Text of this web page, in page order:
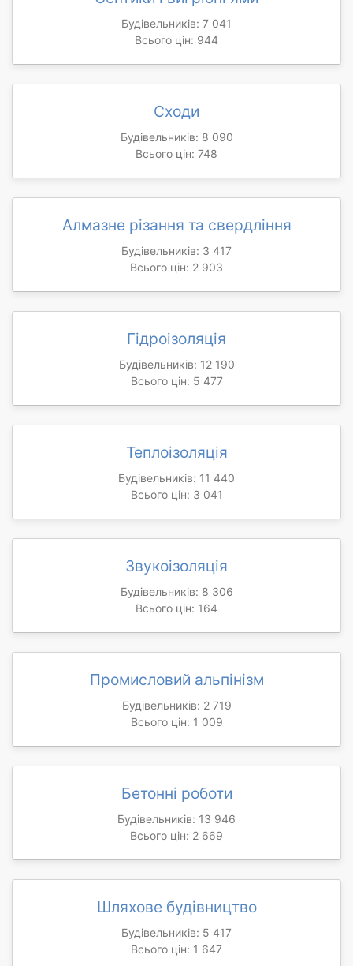
Будівельників: 7 041
Всього цін: 944
Сходи
Будівельників: 8 090
Всього цін: 748
Алмазне різання та свердління
Будівельників: 3 417
Всього цін: 2 903
Гідроізоляція
Будівельників: 12 190
Всього цін: 5 477
Теплоізоляція
Будівельників: 11 440
Всього цін: 3 041
Звукоізоляція
Будівельників: 8 306
Всього цін: 164
Промисловий альпінізм
Будівельників: 2 719
Всього цін: 1 009
Бетонні роботи
Будівельників: 13 946
Всього цін: 2 669
Шляхове будівництво
Будівельників: 5 417
Всього цін: 1 647